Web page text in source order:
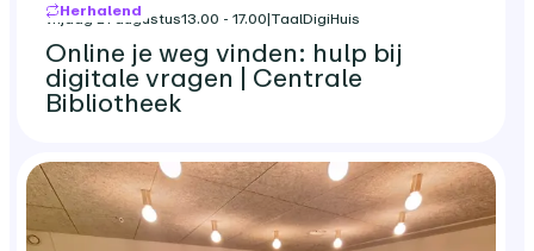
Herhalend
vrijdag 21 augustus13.00 - 17.00|TaalDigiHuis
Online je weg vinden: hulp bij
digitale vragen | Centrale
Bibliotheek